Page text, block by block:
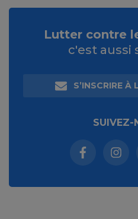
Lutter contre
c'est aussi
S’INSCRIRE À
SUIVEZ-
Facebook